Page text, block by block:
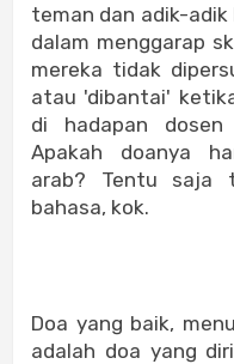
teman dan adik-adik
dalam menggarap
mereka tidak
atau 'dibantai'
di hadapan
Apakah doanya
arab? Tentu saja
bahasa, kok.
Doa yang baik,
adalah doa yang